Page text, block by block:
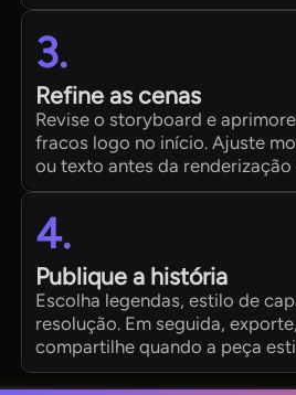
3.
Refine as cenas
Revise o storyboard e
fracos logo no início. Ajuste
ou texto antes da
4.
Publique a história
Escolha legendas, estilo de
resolução. Em seguida,
compartilhe quando a peça